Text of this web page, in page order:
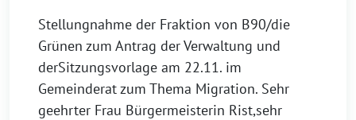
Stellungnahme der Fraktion von B90/die
Grünen zum Antrag der Verwaltung und
derSitzungsvorlage am 22.11. im
Gemeinderat zum Thema Migration. Sehr
geehr­ter Frau Bürgermeisterin Rist,sehr